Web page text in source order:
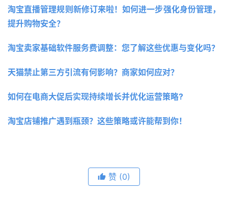
淘宝直播管理规则新修订来啦！如何进一步强化身份管理，
提升购物安全？
淘宝卖家基础软件服务费调整：您了解这些优惠与变化吗？
天猫禁止第三方引流有何影响？商家如何应对？
如何在电商大促后实现持续增长并优化运营策略?
淘宝店铺推广遇到瓶颈？这些策略或许能帮到你！
赞 (0)